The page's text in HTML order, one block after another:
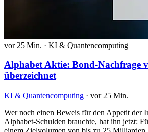
vor 25 Min. · KI & Quantencomputing
Alphabet Aktie: Bond-Nachfrage
überzeichnet
KI & Quantencomputing · vor 25 Min.
Wer noch einen Beweis für den Appetit der
Alphabet-Schulden brauchte, hat ihn jetzt: